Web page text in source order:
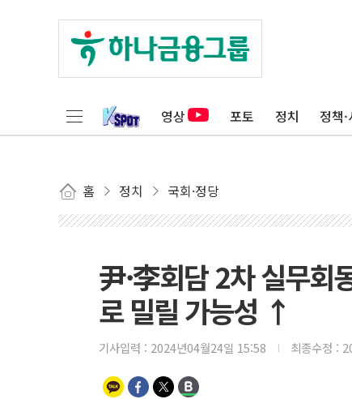
영상 포토 정치 정책
홈 정치 국회·정당
尹·李회담 2차 실무
로 밀릴 가능성 ↑
기사입력 : 2024년04월24일 15:58 최종수정 :